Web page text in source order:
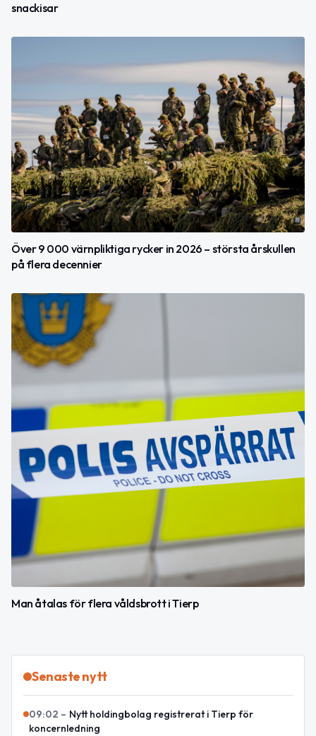
snackisar
Över 9 000 värnpliktiga rycker in 2026 – största årskullen
på flera decennier
Man åtalas för flera våldsbrott i Tierp
Senaste nytt
09:02 – Nytt holdingbolag registrerat i Tierp för
koncernledning